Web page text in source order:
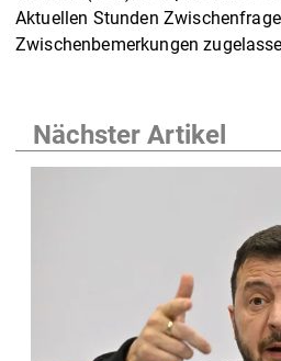
Aktuellen Stunden
Zwischenbemerkungen
Nächster Artikel